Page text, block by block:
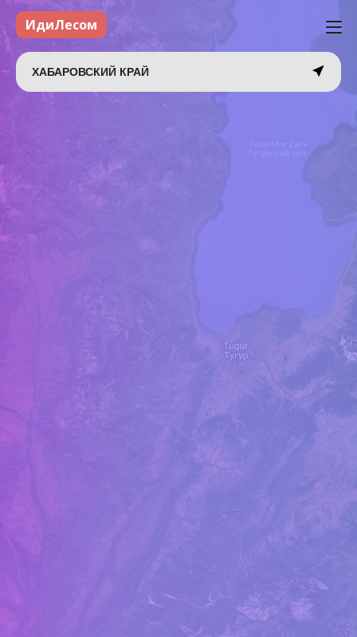
ИдиЛесом
ХАБАРОВСКИЙ КРАЙ